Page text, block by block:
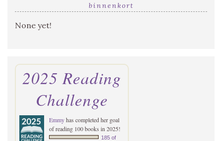
binnenkort
None yet!
2025 Reading
Challenge
Emmyhas completed her goal
of reading 100 books in 2025!
185 of